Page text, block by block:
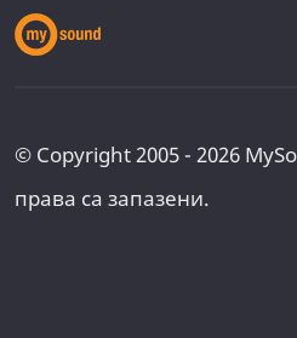
© Copyright 2005 - 2026
права са запазени.